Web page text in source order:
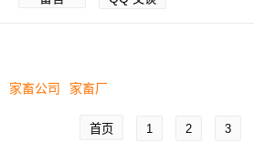
家畜公司 家畜厂
首页 1 2 3